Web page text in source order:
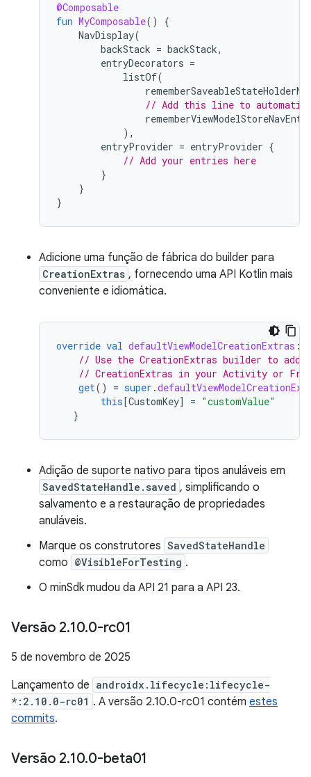
@Composable
fun MyComposable()
{
NavDisplay(
backStack = backStack,
entryDecorators =
listOf(
// Add this line to
),
entryProvider = entryProvider {
// Add your entries here
}
}
}
Adicione uma função de fábrica do builder para
CreationExtras , fornecendo uma API Kotlin mais
conveniente e idiomática.
override val defaultViewModelCreationExtras :
// Use the CreationExtras builder to add
// CreationExtras in your Activity or
get() = super .
this[CustomKey] = "customValue"
}
Adição de suporte nativo para tipos anuláveis em
SavedStateHandle.saved , simplificando o
salvamento e a restauração de propriedades
anuláveis.
Marque os construtores SavedStateHandle
como @VisibleForTesting .
O minSdk mudou da API 21 para a API 23.
Versão 2.10.0-rc01
5 de novembro de 2025
Lançamento de androidx.lifecycle:lifecycle-
*:2.10.0-rc01 . A versão 2.10.0-rc01 contém estes
commits.
Versão 2.10.0-beta01